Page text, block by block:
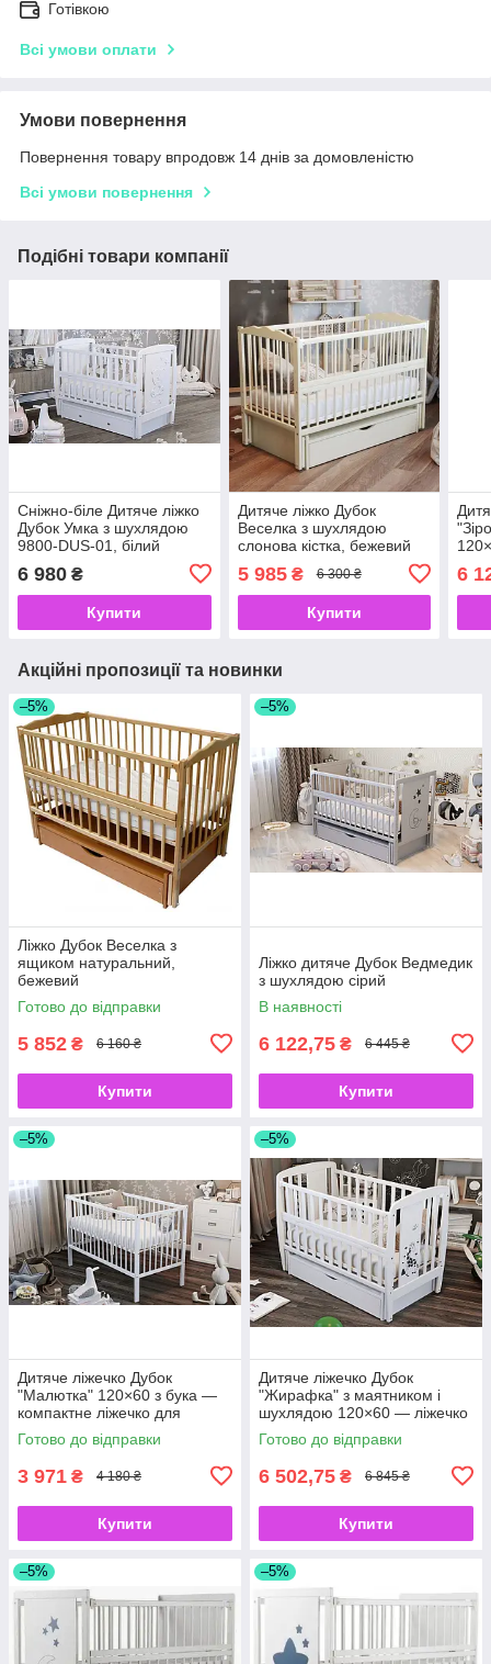
Готівкою
Всі умови оплати
Умови повернення
Повернення товару впродовж 14 днів за домовленістю
Всі умови повернення
Подібні товари компанії
Сніжно-біле Дитяче ліжко
Дубок Умка з шухлядою
9800-DUS-01, білий
6 980 ₴
Купити
Дитяче ліжко Дубок
Веселка з шухлядою
слонова кістка, бежевий
5 985₴ 6 300 ₴
Купити
6
Акційні пропозиції та новинки
–5%
Ліжко Дубок Веселка з
ящиком натуральний,
бежевий
Готово до відправки
5 852 ₴ 6 160 ₴
Купити
–5%
Ліжко дитяче Дубок Ведмедик
з шухлядою сірий
В наявності
6 122,75 ₴ 6 445 ₴
Купити
–5%
Дитяче ліжечко Дубок
"Малютка" 120×60 з бука —
компактне ліжечко для
новонародженого біла
Готово до відправки
3 971 ₴ 4 180 ₴
Купити
–5%
Дитяче ліжечко Дубок
"Жирафка" з маятником і
шухлядою 120×60 — ліжечко
з бука для новонародженого
білий
Готово до відправки
6 502,75 ₴ 6 845 ₴
Купити
–5% –5%